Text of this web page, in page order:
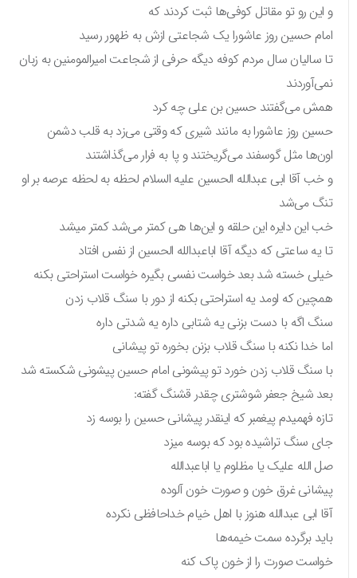
و این رو تو مقاتل کوفی‌ها ثبت کردند که
امام حسین روز عاشورا یک شجاعتی ازش به ظهور رسید
تا سالیان سال مردم کوفه دیگه حرفی از شجاعت امیرالمومنین به زبان
نمی‌آوردند
همش می‌گفتند حسین بن علی چه کرد
حسین روز عاشورا به مانند شیری که وقتی می‌زد به قلب دشمن
اون‌ها مثل گوسفند می‌گریختند و پا به فرار می‌گذاشتند
و خب آقا ابی عبدالله الحسین علیه السلام لحظه به لحظه عرصه بر او
تنگ می‌شد
خب این دایره این حلقه و این‌ها هی کمتر می‌شد کمتر میشد
تا یه ساعتی که دیگه آقا اباعبدالله الحسین از نفس افتاد
خیلی خسته شد بعد خواست نفسی بگیره خواست استراحتی بکنه
همچین که اومد یه استراحتی بکنه از دور با سنگ قلاب زدن
سنگ اگه با دست بزنی یه شتابی داره یه شدتی داره
اما خدا نکنه با سنگ قلاب بزنن بخوره تو پیشانی
با سنگ قلاب زدن خورد تو پیشونی امام حسین پیشونی شکسته شد
بعد شیخ جعفر شوشتری چقدر قشنگ گفته:
تازه فهمیدم پیغمبر که اینقدر پیشانی حسین را بوسه زد
جای سنگ تراشیده بود که بوسه میزد
صل الله علیک یا مظلوم یا اباعبدالله
پیشانی غرق خون و صورت خون آلوده
آقا ابی عبدالله هنوز با اهل خیام خداحافظی نکرده
باید برگرده سمت خیمه‌ها
خواست صورت را از خون پاک کنه